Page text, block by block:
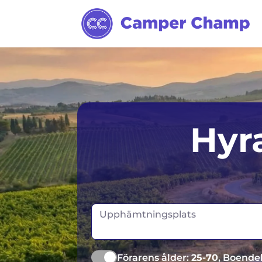
Melbourne
Tasmanien
Upphämtningsplats
Förarens ålder:25-70,